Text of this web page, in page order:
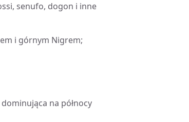
senufo, dogon i inne
i górnym Nigrem;
na północy